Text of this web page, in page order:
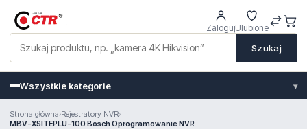
Szukaj
ZalogujUlubione
Wszystkie kategorie ▾
Strona główna›Rejestratory NVR›
MBV-XSITEPLU-100 Bosch Oprogramowanie NVR